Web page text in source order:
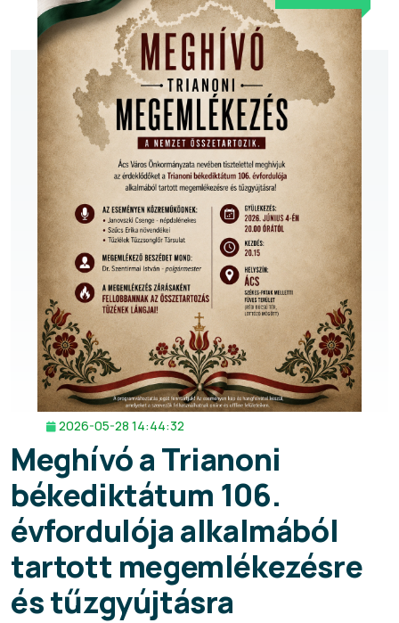
2026-05-28 14:44:32
Meghívó a Trianoni
békediktátum 106.
évfordulója alkalmából
tartott megemlékezésre
és tűzgyújtásra